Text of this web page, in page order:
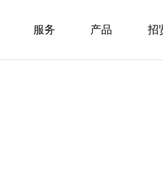
服务 产品 招